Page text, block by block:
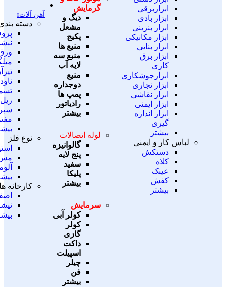
ابزاربرقی
ابزار بادی
ابزار بنزینی
ابزار مکانیکی
ابزار بنایی
ابزار برق
کاری
ابزارجوشکاری
ابزار نجاری
ابزار نقاشی
ابزار ایمنی
ابزار اندازه
گیری
بیشتر
لباس کار و ایمنی
دستکش
کلاه
عینک
کفش
بیشتر
گرمایش
دیگ و
مشعل
پکیج
منبع ها
منبع سه
لایه آب
منبع
دوجداره
پمپ ها
رادیاتور
بیشتر
لوله اتصالات
گالوانیزه
پنج لایه
سفید
پلیکا
بیشتر
سرمایش
کولر آبی
کولر
گازی
داکت
اسپیلت
چیلر
فن
بیشتر
آهن آلات
دسته
ریل
نوع فلز
کارخانه